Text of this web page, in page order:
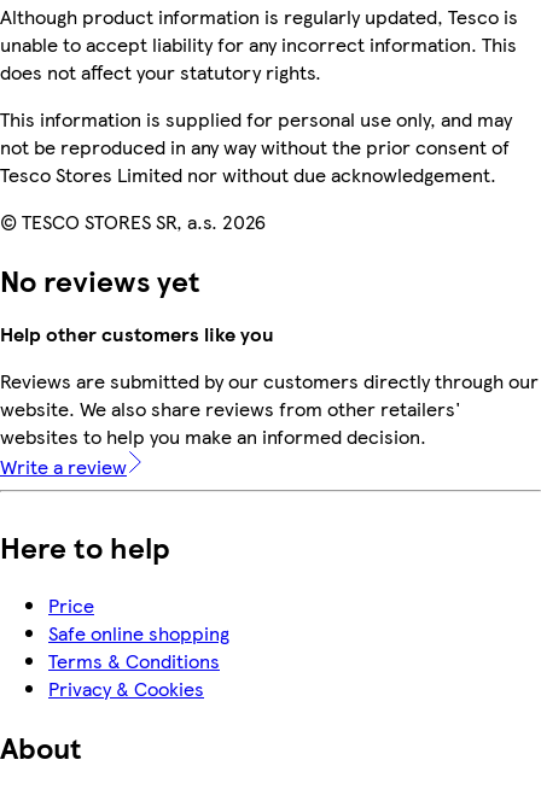
Although product information is regularly updated, Tesco is
unable to accept liability for any incorrect information. This
does not affect your statutory rights.
This information is supplied for personal use only, and may
not be reproduced in any way without the prior consent of
Tesco Stores Limited nor without due acknowledgement.
© TESCO STORES SR, a.s. 2026
No reviews yet
Help other customers like you
Reviews are submitted by our customers directly through our
website. We also share reviews from other retailers'
websites to help you make an informed decision.
Write a review
Here to help
Price
Safe online shopping
Terms & Conditions
Privacy & Cookies
About